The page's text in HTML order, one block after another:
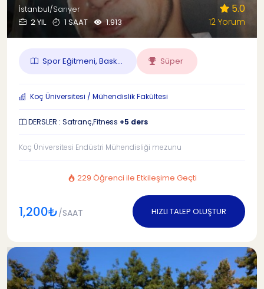
İstanbul/Sarıyer
2 YIL
1 SAAT 1.913
5.0
12 Yorum
Spor Eğitmeni, Bask... Süper
Koç Üniversitesi / Mühendislik Fakültesi
DERSLER : Satranç,Fitness +5 ders
Koç Üniversitesi Endüstri Mühendisliği mezunu
229 Öğrenci ile Etkileşime Geçti
1,200₺/SAAT HIZLI TALEP OLUŞTUR